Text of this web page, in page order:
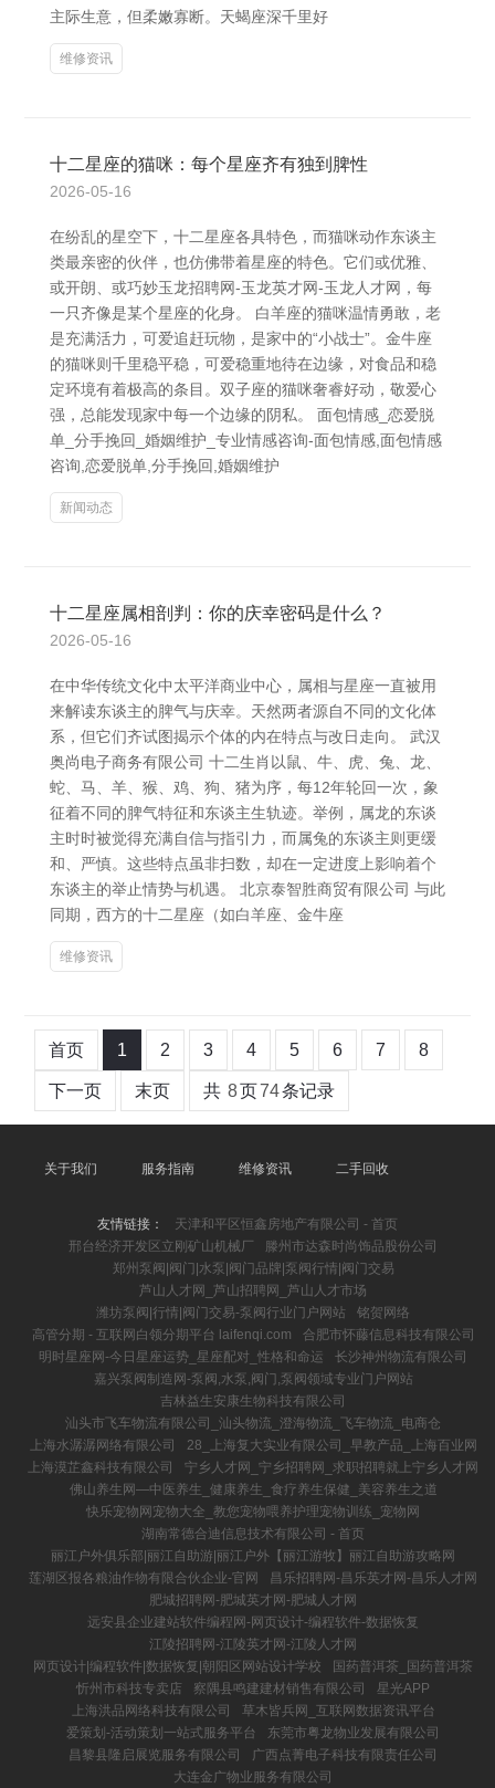
主际生意，但柔嫩寡断。天蝎座深千里好
维修资讯
十二星座的猫咪：每个星座齐有独到脾性
2026-05-16
在纷乱的星空下，十二星座各具特色，而猫咪动作东谈主
类最亲密的伙伴，也仿佛带着星座的特色。它们或优雅、
或开朗、或巧妙玉龙招聘网-玉龙英才网-玉龙人才网，每
一只齐像是某个星座的化身。 白羊座的猫咪温情勇敢，老
是充满活力，可爱追赶玩物，是家中的“小战士”。金牛座
的猫咪则千里稳平稳，可爱稳重地待在边缘，对食品和稳
定环境有着极高的条目。双子座的猫咪奢睿好动，敬爱心
强，总能发现家中每一个边缘的阴私。 面包情感_恋爱脱
单_分手挽回_婚姻维护_专业情感咨询-面包情感,面包情感
咨询,恋爱脱单,分手挽回,婚姻维护
新闻动态
十二星座属相剖判：你的庆幸密码是什么？
2026-05-16
在中华传统文化中太平洋商业中心，属相与星座一直被用
来解读东谈主的脾气与庆幸。天然两者源自不同的文化体
系，但它们齐试图揭示个体的内在特点与改日走向。 武汉
奥尚电子商务有限公司 十二生肖以鼠、牛、虎、兔、龙、
蛇、马、羊、猴、鸡、狗、猪为序，每12年轮回一次，象
征着不同的脾气特征和东谈主生轨迹。举例，属龙的东谈
主时时被觉得充满自信与指引力，而属兔的东谈主则更缓
和、严慎。这些特点虽非扫数，却在一定进度上影响着个
东谈主的举止情势与机遇。 北京泰智胜商贸有限公司 与此
同期，西方的十二星座（如白羊座、金牛座
维修资讯
首页 1 2 3 4 5 6 7 8
下一页 末页 共 8页74条记录
关于我们 服务指南 维修资讯 二手回收
友情链接：
天津和平区恒鑫房地产有限公司 - 首页
邢台经济开发区立刚矿山机械厂
滕州市达森时尚饰品股份公司
郑州泵阀|阀门|水泵|阀门品牌|泵阀行情|阀门交易
芦山人才网_芦山招聘网_芦山人才市场
潍坊泵阀|行情|阀门交易-泵阀行业门户网站
铭贺网络
高管分期 - 互联网白领分期平台 laifenqi.com
合肥市怀藤信息科技有限公司
明时星座网-今日星座运势_星座配对_性格和命运
长沙神州物流有限公司
嘉兴泵阀制造网-泵阀,水泵,阀门,泵阀领域专业门户网站
吉林益生安康生物科技有限公司
汕头市飞车物流有限公司_汕头物流_澄海物流_飞车物流_电商仓
上海水潺潺网络有限公司
28_上海复大实业有限公司_早教产品_上海百业网
上海漠芷鑫科技有限公司
宁乡人才网_宁乡招聘网_求职招聘就上宁乡人才网
佛山养生网—中医养生_健康养生_食疗养生保健_美容养生之道
快乐宠物网宠物大全_教您宠物喂养护理宠物训练_宠物网
湖南常德合迪信息技术有限公司 - 首页
丽江户外俱乐部|丽江自助游|丽江户外【丽江游牧】丽江自助游攻略网
莲湖区报各粮油作物有限合伙企业-官网
昌乐招聘网-昌乐英才网-昌乐人才网
肥城招聘网-肥城英才网-肥城人才网
远安县企业建站软件编程网-网页设计-编程软件-数据恢复
江陵招聘网-江陵英才网-江陵人才网
网页设计|编程软件|数据恢复|朝阳区网站设计学校
国药普洱茶_国药普洱茶
忻州市科技专卖店
察隅县鸣建建材销售有限公司
星光APP
上海洪品网络科技有限公司
草木皆兵网_互联网数据资讯平台
爱策划-活动策划一站式服务平台
东莞市粤龙物业发展有限公司
昌黎县隆启展览服务有限公司
广西点菁电子科技有限责任公司
大连金广物业服务有限公司